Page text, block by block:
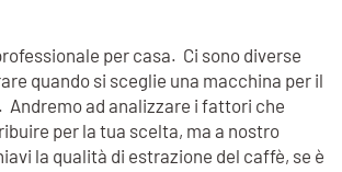
per casa. Ci sono diverse
quando si sceglie una macchina per il
Andremo ad analizzare i fattori che
per la tua scelta, ma a nostro
la qualità di estrazione del caffè, se è